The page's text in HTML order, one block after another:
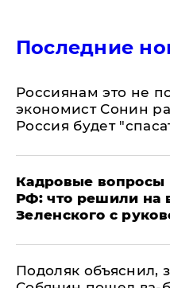
Последние
Россиянам это не
экономист Сонин
Россия будет
Кадровые вопросы
РФ: что решили на
Зеленского с
Подоляк объяснил,